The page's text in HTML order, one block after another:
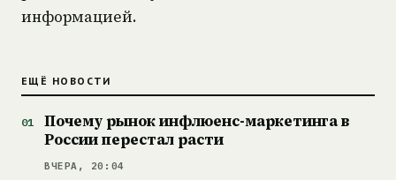
информацией.
ЕЩЁ НОВОСТИ
Почему рынок инфлюенс-маркетинга в
России перестал расти
ВЧЕРА, 20:04